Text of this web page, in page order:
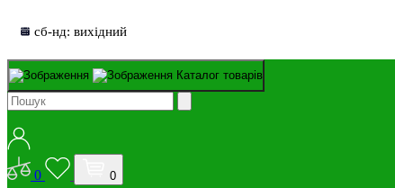
сб-нд: вихідний
Каталог товарів
0 0